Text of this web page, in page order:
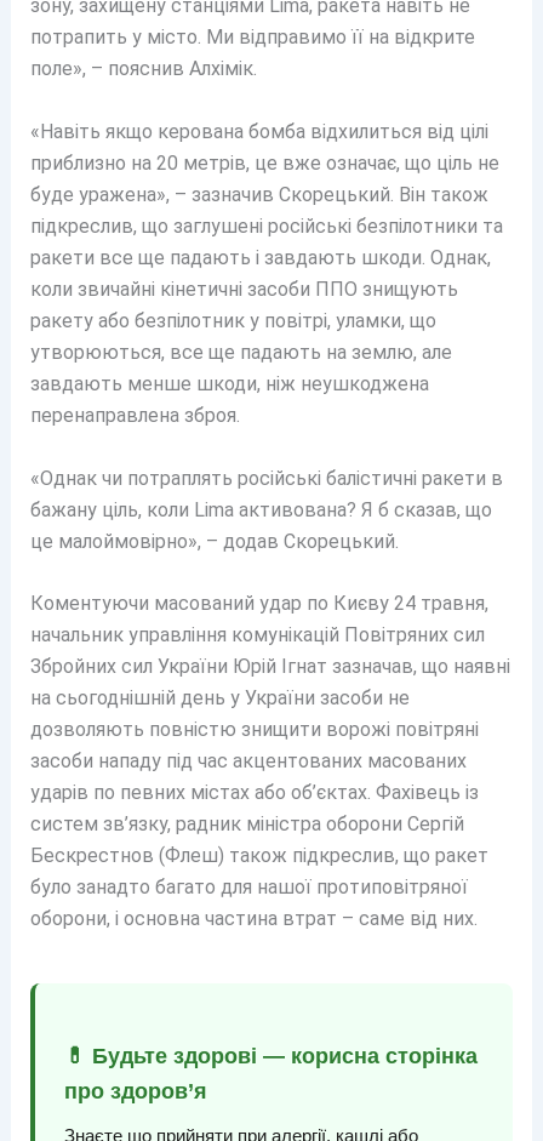
зону, захищену станціями Lima, ракета навіть не
потрапить у місто. Ми відправимо її на відкрите
поле», – пояснив Алхімік.
«Навіть якщо керована бомба відхилиться від цілі
приблизно на 20 метрів, це вже означає, що ціль не
буде уражена», – зазначив Скорецький. Він також
підкреслив, що заглушені російські безпілотники та
ракети все ще падають і завдають шкоди. Однак,
коли звичайні кінетичні засоби ППО знищують
ракету або безпілотник у повітрі, уламки, що
утворюються, все ще падають на землю, але
завдають менше шкоди, ніж неушкоджена
перенаправлена зброя.
«Однак чи потраплять російські балістичні ракети в
бажану ціль, коли Lima активована? Я б сказав, що
це малоймовірно», – додав Скорецький.
Коментуючи масований удар по Києву 24 травня,
начальник управління комунікацій Повітряних сил
Збройних сил України Юрій Ігнат зазначав, що наявні
на сьогоднішній день у України засоби не
дозволяють повністю знищити ворожі повітряні
засоби нападу під час акцентованих масованих
ударів по певних містах або об’єктах. Фахівець із
систем зв’язку, радник міністра оборони Сергій
Бескрестнов (Флеш) також підкреслив, що ракет
було занадто багато для нашої протиповітряної
оборони, і основна частина втрат – саме від них.
💊 Будьте здорові — корисна сторінка
про здоров’я
Знаєте що прийняти при алергії, кашлі або